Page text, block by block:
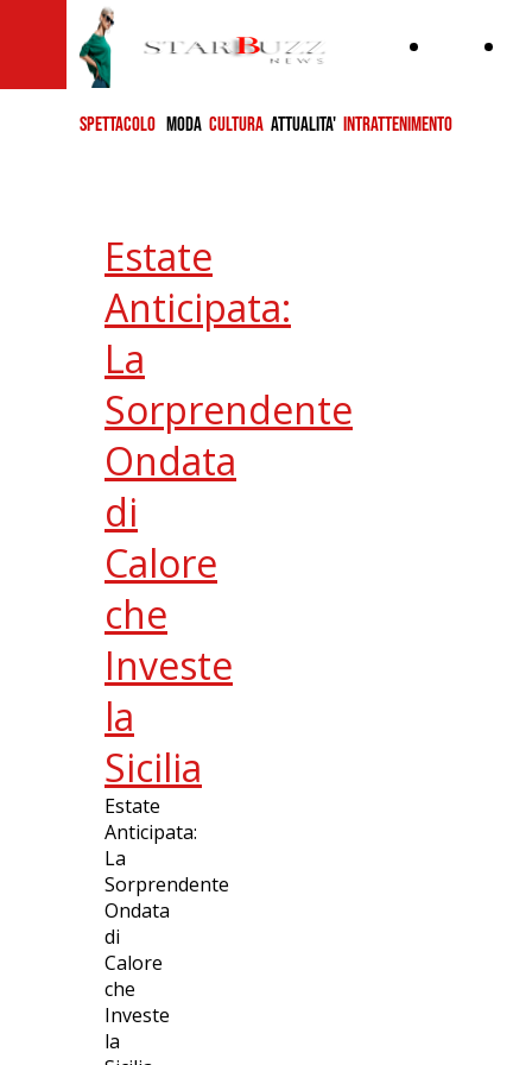
SPETTACOLO MODA CULTURA ATTUALITA' INTRATTENIMENTO
Estate
Anticipata:
La
Sorprendente
Ondata
di
Calore
che
Investe
la
Sicilia
Estate
Anticipata:
La
Sorprendente
Ondata
di
Calore
che
Investe
la